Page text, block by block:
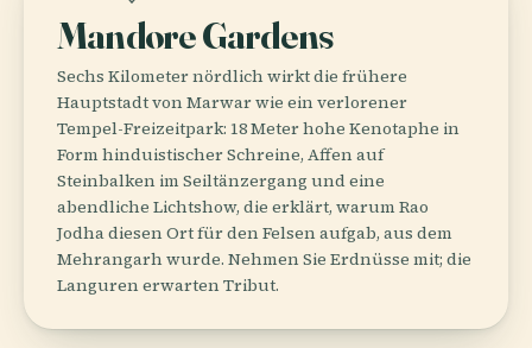
Mandore Gardens
Sechs Kilometer nördlich wirkt die frühere
Hauptstadt von Marwar wie ein verlorener
Tempel-Freizeitpark: 18 Meter hohe Kenotaphe in
Form hinduistischer Schreine, Affen auf
Steinbalken im Seiltänzergang und eine
abendliche Lichtshow, die erklärt, warum Rao
Jodha diesen Ort für den Felsen aufgab, aus dem
Mehrangarh wurde. Nehmen Sie Erdnüsse mit; die
Languren erwarten Tribut.